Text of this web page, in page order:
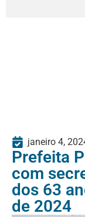
janeiro 4,
Prefeita
com
dos 63
de 2024